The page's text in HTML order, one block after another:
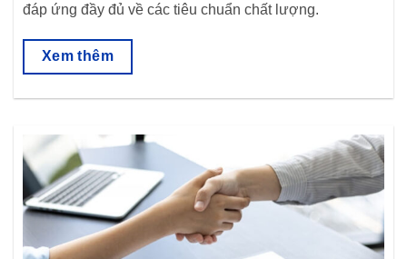
đáp ứng đầy đủ về các tiêu chuẩn chất lượng.
Xem thêm